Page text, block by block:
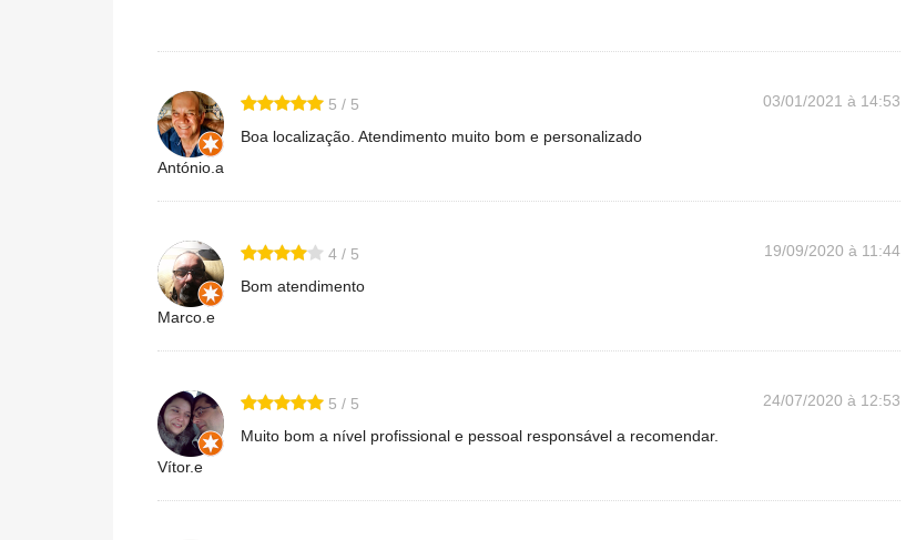
António.a
5 / 5
03/01/2021 à 14:53
Boa localização. Atendimento muito bom e personalizado
Marco.e
4 / 5
19/09/2020 à 11:44
Bom atendimento
Vítor.e
5 / 5
24/07/2020 à 12:53
Muito bom a nível profissional e pessoal responsável a recomendar.